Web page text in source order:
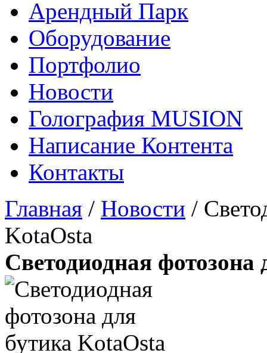
Арендный Парк
Оборудование
Портфолио
Новости
Голография MUSION
Написание Контента
Контакты
Главная / Новости /
KotaOsta
Светодиодная